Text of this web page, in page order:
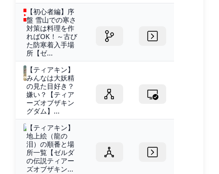
【初心者編】序
盤 雪山での寒さ
対策は料理を作
ればOK！～古び
た防寒着入手場
所【ゼ...
【ティアキン】
みんなは大妖精
の見た目好き？
嫌い？【ティア
ーズオブザキン
グダム】...
【ティアキン】
地上絵（龍の
泪）の順番と場
所一覧【ゼルダ
の伝説ティアー
ズオブザキン...